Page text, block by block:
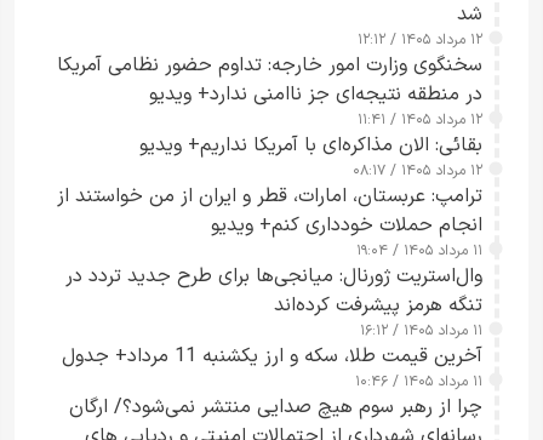
شد
۱۲ مرداد ۱۴۰۵ / ۱۲:۱۲
سخنگوی وزارت امور خارجه: تداوم حضور نظامی آمریکا
در منطقه نتیجه‌ای جز ناامنی ندارد+ ویدیو
۱۲ مرداد ۱۴۰۵ / ۱۱:۴۱
بقائی: الان مذاکره‌ای با آمریکا نداریم+ ویدیو
۱۲ مرداد ۱۴۰۵ / ۰۸:۱۷
ترامپ: عربستان، امارات، قطر و ایران از من خواستند از
انجام حملات خودداری کنم+ ویدیو
۱۱ مرداد ۱۴۰۵ / ۱۹:۰۴
وال‌استریت ژورنال: میانجی‌ها برای طرح جدید تردد در
تنگه هرمز پیشرفت کرده‌اند
۱۱ مرداد ۱۴۰۵ / ۱۶:۱۲
آخرین قیمت طلا، سکه و ارز یکشنبه 11 مرداد+ جدول
۱۱ مرداد ۱۴۰۵ / ۱۰:۴۶
چرا از رهبر سوم هیچ صدایی منتشر نمی‌شود؟/ ارگان